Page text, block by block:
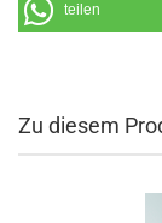
teilen
Zu diesem